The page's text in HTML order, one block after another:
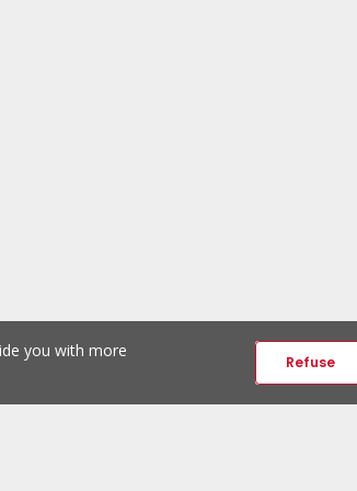
you with more
Refuse